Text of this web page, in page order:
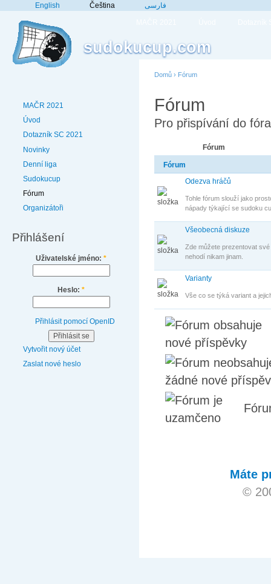
English Čeština فارسی
sudokucup.com
MAČR 2021
Úvod
Dotazník SC 2021
Novinky
Denní liga
Sudokucup
Fórum
Organizátoři
Přihlášení
Uživatelské jméno: *
Heslo: *
Přihlásit pomocí OpenID
Vytvořit nový účet
Zaslat nové heslo
Domů › Fórum
Fórum
Pro přispívání do
Fórum
Fórum
Odezva hráčů
Tohle fórum slouží jako
nápady týkající se sudoku
Všeobecná diskuze
Zde můžete prezentovat
nehodí nikam jinam.
Varianty
Vše co se týká variant a
Máte
©